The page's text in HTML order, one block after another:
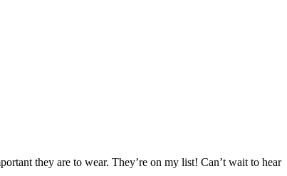
they are to wear. They’re on my list! Can’t wait to hear